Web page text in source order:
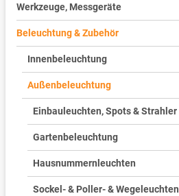
Werkzeuge, Messgeräte
Beleuchtung & Zubehör
Innenbeleuchtung
Außenbeleuchtung
Einbauleuchten, Spots & Strahler
Gartenbeleuchtung
Hausnummernleuchten
Sockel- & Poller- & Wegeleuchten